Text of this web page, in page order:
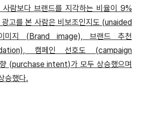
람보다 브랜드를 지각하는 비율이 9%
고를 본 사람은 비보조인지도 (unaided
미지 (Brand image), 브랜드 추천
캠페인 선호도 (campaign
(purchase intent)가 모두 상승했으며
승했다.